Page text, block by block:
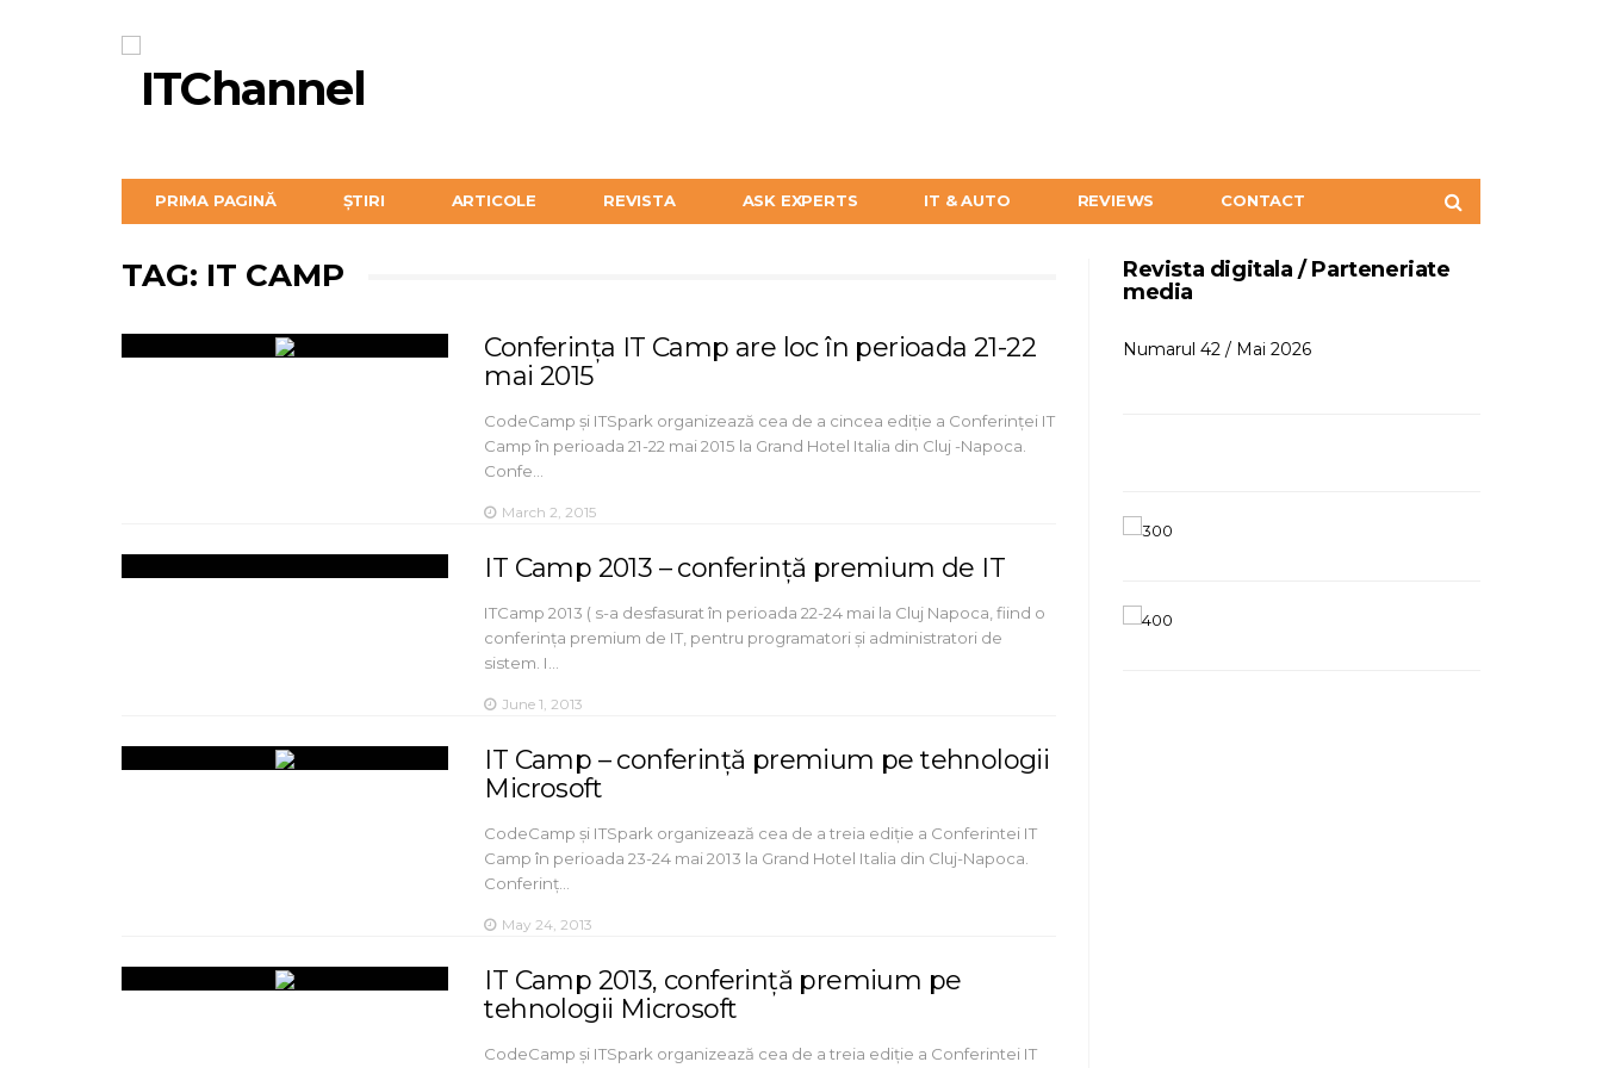
PRIMA PAGINĂ ȘTIRI ARTICOLE REVISTA ASK EXPERTS IT & AUTO REVIEWS CONTACT
TAG: IT CAMP
Conferința IT Camp are loc în perioada 21-22
mai 2015
CodeCamp și ITSpark organizează cea de a cincea ediție a Conferinței IT
Camp în perioada 21-22 mai 2015 la Grand Hotel Italia din Cluj -Napoca.
Confe…
March 2, 2015
IT Camp 2013 – conferință premium de IT
ITCamp 2013 ( s-a desfasurat în perioada 22-24 mai la Cluj Napoca, fiind o
conferința premium de IT, pentru programatori și administratori de
sistem. I…
June 1, 2013
IT Camp – conferință premium pe tehnologii
Microsoft
CodeCamp și ITSpark organizează cea de a treia ediție a Conferintei IT
Camp în perioada 23-24 mai 2013 la Grand Hotel Italia din Cluj-Napoca.
Conferinț…
May 24, 2013
IT Camp 2013, conferință premium pe
tehnologii Microsoft
CodeCamp și ITSpark organizează cea de a treia ediție a Conferintei IT
Revista digitala / Parteneriate
media
Numarul 42 / Mai 2026